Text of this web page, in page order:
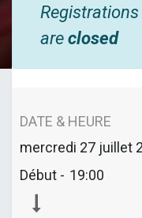
Registrations
areclosed
DATE & HEURE
mercredi 27 juillet
Début - 19:00